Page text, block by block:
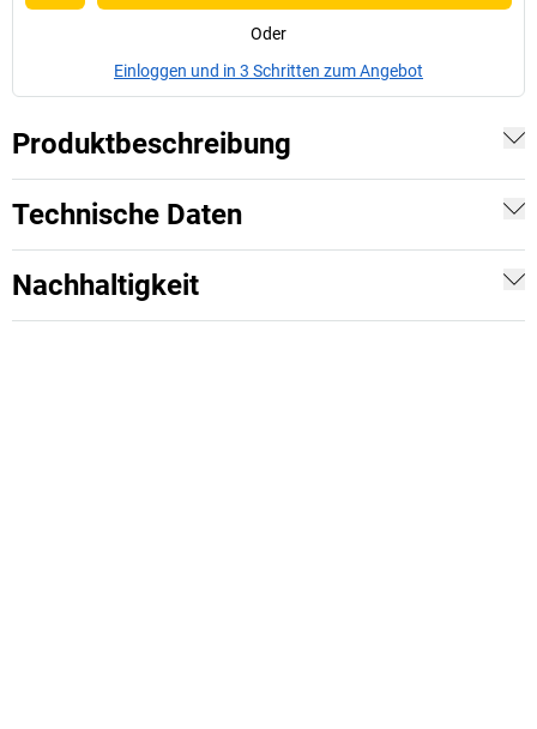
Oder
Einloggen und in 3 Schritten zum Angebot
Produktbeschreibung
Technische Daten
Nachhaltigkeit